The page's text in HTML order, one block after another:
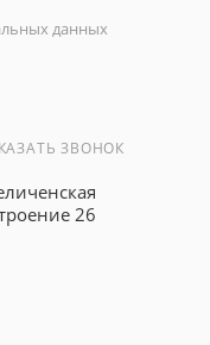
данных
ЗВОНОК
26